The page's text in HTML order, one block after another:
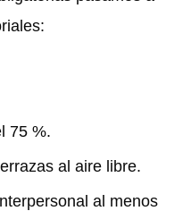
75 %.
al aire libre.
al menos